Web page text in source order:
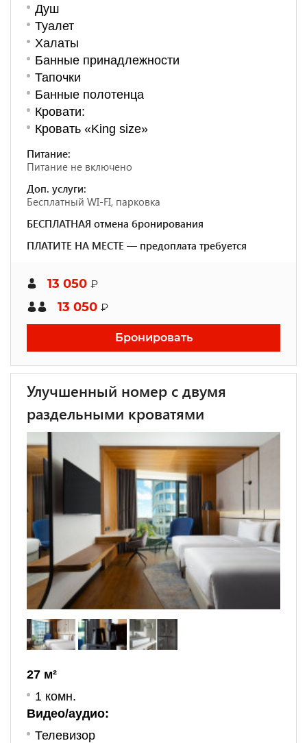
Душ
Туалет
Халаты
Банные принадлежности
Тапочки
Банные полотенца
Кровати:
Кровать «King size»
Питание:
Питание не включено
Доп. услуги:
Бесплатный WI-FI, парковка
БЕСПЛАТНАЯ отмена бронирования
ПЛАТИТЕ НА МЕСТЕ — предоплата требуется
13 050 ₽
13 050 ₽
Бронировать
Улучшенный номер с двумя
раздельными кроватями
27 м²
1 комн.
Видео/аудио:
Телевизор